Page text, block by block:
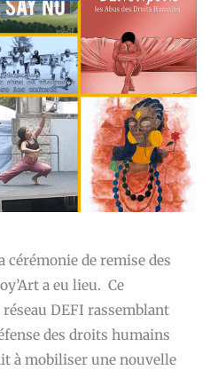
cérémonie de remise des
a eu lieu. Ce
DEFI rassemblant
des droits humains
à mobiliser une nouvelle